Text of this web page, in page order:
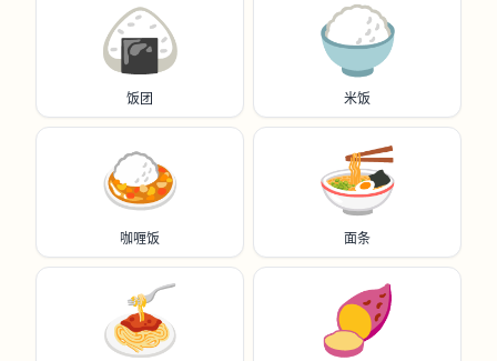
🍙
饭团
🍚
米饭
🍛
咖喱饭
🍜
面条
🍝 🍠